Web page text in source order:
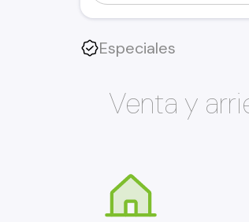
Especiales
Venta y